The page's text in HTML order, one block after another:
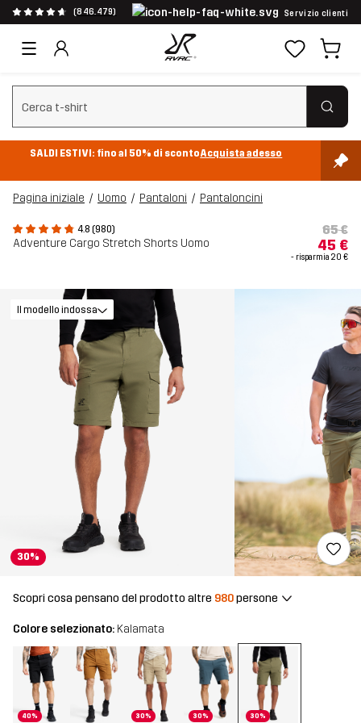
(846.479) Servizio clienti
Cancella ricerca
SALDI ESTIVI: fino al 50% di scontoAcquista adesso
Pagina iniziale Uomo Pantaloni Pantaloncini
4.8 (980)
Adventure Cargo Stretch Shorts Uomo
65 €
45 €
- risparmia 20 €
30%
Il modello indossa
Scopri cosa pensano del prodotto altre 980persone
Colore selezionato: Kalamata
40% 30% 30% 30%